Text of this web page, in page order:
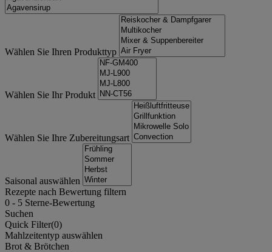
Wählen Sie Ihren Produkttyp
Wählen Sie Ihr Produkt
Wählen Sie Ihre Zubereitungsart
Saisonal auswählen
Rezepte nach Bewertung filtern
0 - 5 Sterne-Bewertung
Suchen
Quick Filter(0)
Mahlzeitentyp auswählen
Brot & Brötchen